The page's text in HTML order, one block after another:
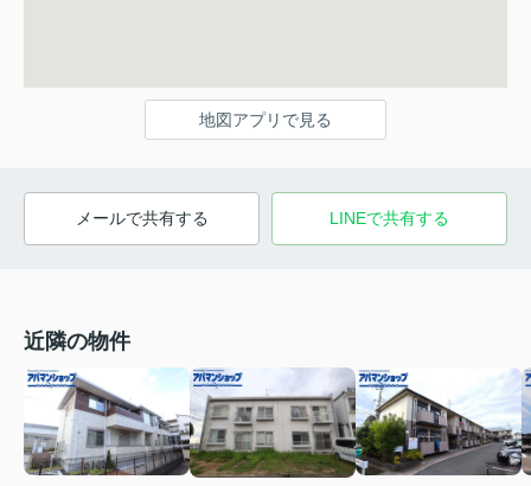
地図アプリで見る
メールで共有する LINEで共有する
近隣の物件